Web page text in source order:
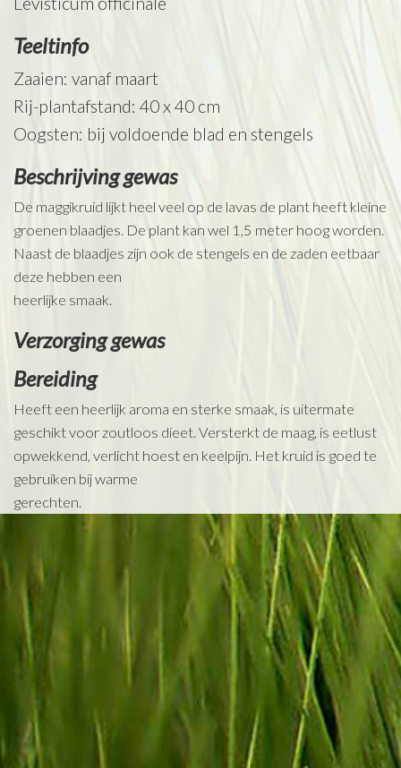
Teeltinfo
Zaaien: vanaf maart
Rij-plantafstand: 40 x 40 cm
Oogsten: bij voldoende blad en stengels
Beschrijving gewas
De maggikruid lijkt heel veel op de lavas de plant heeft kleine
groenen blaadjes. De plant kan wel 1,5 meter hoog worden.
Naast de blaadjes zijn ook de stengels en de zaden eetbaar
deze hebben een
heerlijke smaak.
Verzorging gewas
Bereiding
Heeft een heerlijk aroma en sterke smaak, is uitermate
geschikt voor zoutloos dieet. Versterkt de maag, is eetlust
opwekkend, verlicht hoest en keelpijn. Het kruid is goed te
gebruiken bij warme
gerechten.